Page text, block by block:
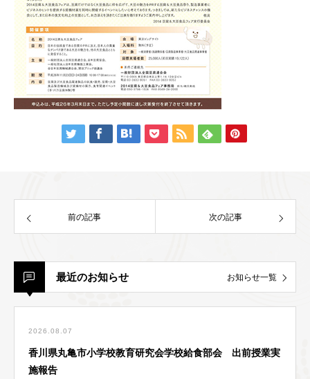
前の記事 次の記事
最近のお知らせ お知らせ一覧
2026.08.07
香川県丸亀市小学校教育研究会学校給食部会 出前授業実
施報告